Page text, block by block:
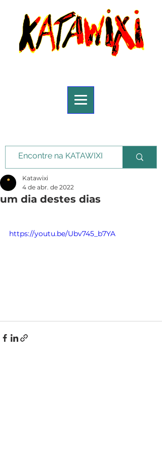
um dia destes dias
Katawixi
4 de abr. de 2022
https://youtu.be/Ubv745_b7YA